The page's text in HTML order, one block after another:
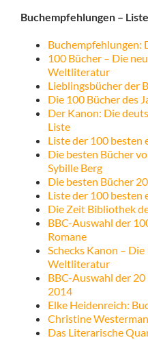
Buchempfehlungen –
Buchempfehlungen:
100 Bücher – Die
Weltliteratur
Lieblingsbücher der
Die 100 Bücher des
Der Kanon: Die
Liste
Liste der 100 besten
Die besten Bücher
Sybille Berg
Die besten Bücher
Liste der 100 besten
Die Zeit Bibliothek
BBC-Auswahl der
Romane
Schecks Kanon –
Weltliteratur
BBC-Auswahl der
2014
Elke Heidenreich:
Christine
Das Literarische